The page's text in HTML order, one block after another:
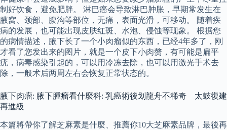
制好饮食，避免肥胖。 淋巴癌会导致淋巴肿胀，早期常发生在
腋窝、颈部、腹沟等部位，无痛，表面光滑，可移动。 随着疾
病的发展，也可能出现皮肤红斑、水泡、侵蚀等现象。 根据您
的病情描述，腋下长了一个小肉瘤似的东西，已经4年多了，刚
才看了您发出来的图片，就是一个皮下小肉赘，有可能是扁平
疣，病毒感染引起的，可以用冷冻去除，也可以用激光手术去
除，一般术后两周左右会恢复正常状态的。
腋下肉瘤: 腋下腫瘤看什麼科: 乳癌術後划龍舟不稀奇 太鼓復建
再進級
本篇將帶你了解芝麻素是什麼、推薦你10大芝麻素品牌，最後再